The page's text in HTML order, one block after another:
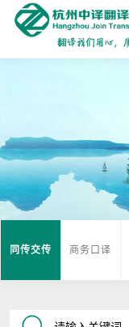
同传交传 商务口译